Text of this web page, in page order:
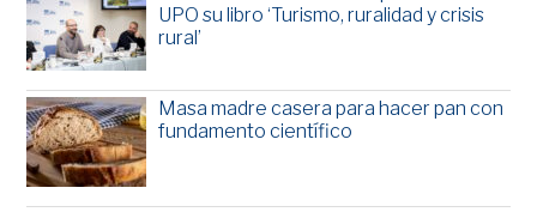
UPO su libro ‘Turismo, ruralidad y crisis
rural’
Masa madre casera para hacer pan con
fundamento científico